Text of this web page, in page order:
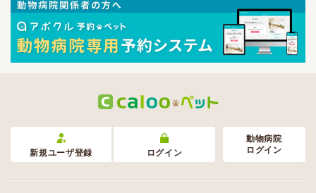
新規ユーザ登録 ログイン
動物病院
ログイン